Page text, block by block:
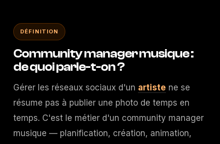
DÉFINITION
Community manager musique :
de quoi parle-t-on ?
Gérer les réseaux sociaux d'un artiste ne se
résume pas à publier une photo de temps en
temps. C'est le métier d'un community manager
musique — planification, création, animation,